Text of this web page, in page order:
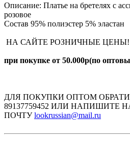
Описание: Платье на бретелях с
розовое
Состав 95% полиэстер 5% эластан
НА САЙТЕ РОЗНИЧНЫЕ
при покупке от 50.000р(по
ДЛЯ ПОКУПКИ ОПТОМ
89137759452 ИЛИ НАПИШИТЕ
ПОЧТУlookrussian@mail.ru